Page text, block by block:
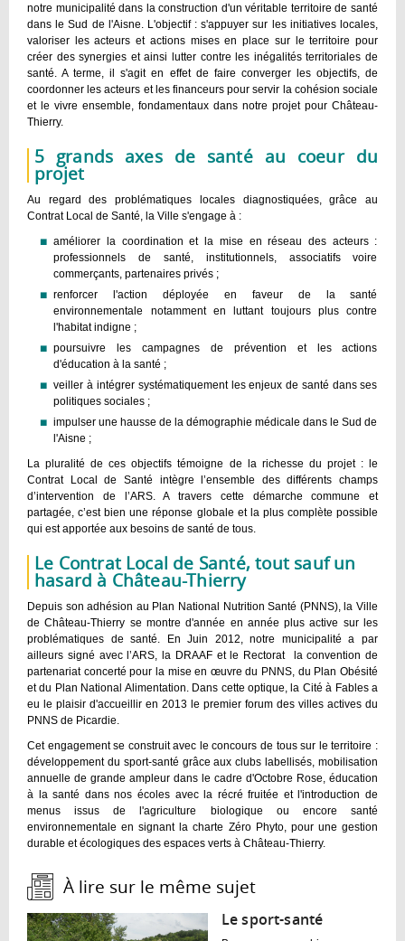
notre municipalité dans la construction d'un véritable territoire de santé
dans le Sud de l'Aisne. L'objectif : s'appuyer sur les initiatives locales,
valoriser les acteurs et actions mises en place sur le territoire pour
créer des synergies et ainsi lutter contre les inégalités territoriales de
santé. A terme, il s'agit en effet de faire converger les objectifs, de
coordonner les acteurs et les financeurs pour servir la cohésion sociale
et le vivre ensemble, fondamentaux dans notre projet pour Château-
Thierry.
5 grands axes de santé au coeur du
projet
Au regard des problématiques locales diagnostiquées, grâce au
Contrat Local de Santé, la Ville s'engage à :
améliorer la coordination et la mise en réseau des acteurs :
professionnels de santé, institutionnels, associatifs voire
commerçants, partenaires privés ;
renforcer l'action déployée en faveur de la santé
environnementale notamment en luttant toujours plus contre
l'habitat indigne ;
poursuivre les campagnes de prévention et les actions
d'éducation à la santé ;
veiller à intégrer systématiquement les enjeux de santé dans ses
politiques sociales ;
impulser une hausse de la démographie médicale dans le Sud de
l'Aisne ;
La pluralité de ces objectifs témoigne de la richesse du projet : le
Contrat Local de Santé intègre l’ensemble des différents champs
d’intervention de l’ARS. A travers cette démarche commune et
partagée, c’est bien une réponse globale et la plus complète possible
qui est apportée aux besoins de santé de tous.
Le Contrat Local de Santé, tout sauf un
hasard à Château-Thierry
Depuis son adhésion au Plan National Nutrition Santé (PNNS), la Ville
de Château-Thierry se montre d'année en année plus active sur les
problématiques de santé. En Juin 2012, notre municipalité a par
ailleurs signé avec l’ARS, la DRAAF et le Rectorat la convention de
partenariat concerté pour la mise en œuvre du PNNS, du Plan Obésité
et du Plan National Alimentation. Dans cette optique, la Cité à Fables a
eu le plaisir d'accueillir en 2013 le premier forum des villes actives du
PNNS de Picardie.
Cet engagement se construit avec le concours de tous sur le territoire :
développement du sport-santé grâce aux clubs labellisés, mobilisation
annuelle de grande ampleur dans le cadre d'Octobre Rose, éducation
à la santé dans nos écoles avec la récré fruitée et l'introduction de
menus issus de l'agriculture biologique ou encore santé
environnementale en signant la charte Zéro Phyto, pour une gestion
durable et écologiques des espaces verts à Château-Thierry.
À lire sur le même sujet :
Le sport-santé